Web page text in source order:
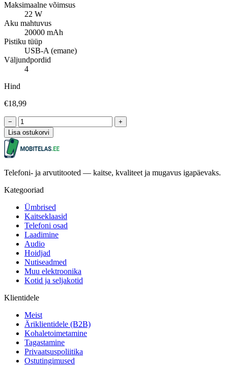
Maksimaalne võimsus
22 W
Aku mahtuvus
20000 mAh
Pistiku tüüp
USB-A (emane)
Väljundpordid
4
Hind
€18,99
−
+
Lisa ostukorvi
Telefoni- ja arvutitooted — kaitse, kvaliteet ja mugavus igapäevaks.
Kategooriad
Ümbrised
Kaitseklaasid
Telefoni osad
Laadimine
Audio
Hoidjad
Nutiseadmed
Muu elektroonika
Kotid ja seljakotid
Klientidele
Meist
Äriklientidele (B2B)
Kohaletoimetamine
Tagastamine
Privaatsuspoliitika
Ostutingimused